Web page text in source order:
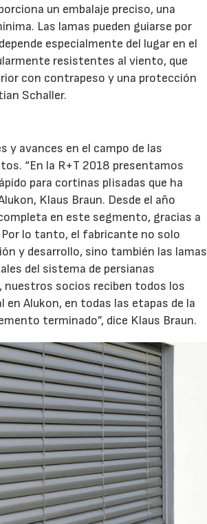
un embalaje preciso, una
Las lamas pueden guiarse por
especialmente del lugar en el
resistentes al viento, que
con contrapeso y una protección
Schaller.
y avances en el campo de las
“En la R+T 2018 presentamos
para cortinas plisadas que ha
Klaus Braun. Desde el año
en este segmento, gracias a
Por lo tanto, el fabricante no solo
y desarrollo, sino también las lamas
del sistema de persianas
nuestros socios reciben todos los
Alukon, en todas las etapas de la
terminado”, dice Klaus Braun.